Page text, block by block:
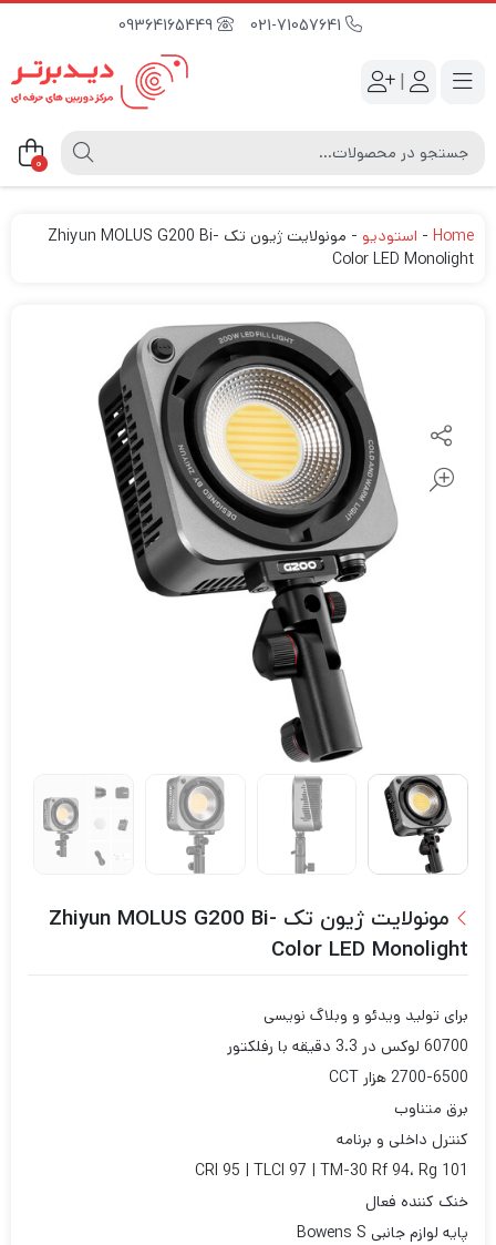
09364165449
|
0
Home
- استودیو -
مونولایت ژیون تک Zhiyun MOLUS G200 Bi-
Color LED Monolight
مونولایت ژیون تک Zhiyun MOLUS G200 Bi-
Color LED Monolight
برای تولید ویدئو و وبلاگ نویسی
60700 لوکس در 3.3 دقیقه با رفلکتور
2700-6500 هزار CCT
برق متناوب
کنترل داخلی و برنامه
CRI 95 | TLCI 97 | TM-30 Rf 94، Rg 101
خنک کننده فعال
پایه لوازم جانبی Bowens S